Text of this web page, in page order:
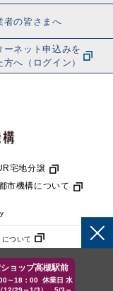
ョップ高槻駅前
～18：00 休業日 水
者の皆さまへ
ーネット申込みを
方へ（ログイン）
宅地分譲
市機構について
ついて